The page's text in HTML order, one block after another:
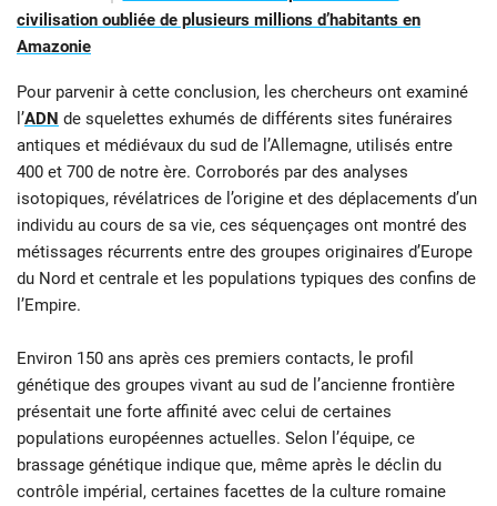
civilisation oubliée de plusieurs millions d’habitants en
Amazonie
Pour parvenir à cette conclusion, les chercheurs ont examiné
l’ADN de squelettes exhumés de différents sites funéraires
antiques et médiévaux du sud de l’Allemagne, utilisés entre
400 et 700 de notre ère. Corroborés par des analyses
isotopiques, révélatrices de l’origine et des déplacements d’un
individu au cours de sa vie, ces séquençages ont montré des
métissages récurrents entre des groupes originaires d’Europe
du Nord et centrale et les populations typiques des confins de
l’Empire.
Environ 150 ans après ces premiers contacts, le profil
génétique des groupes vivant au sud de l’ancienne frontière
présentait une forte affinité avec celui de certaines
populations européennes actuelles. Selon l’équipe, ce
brassage génétique indique que, même après le déclin du
contrôle impérial, certaines facettes de la culture romaine